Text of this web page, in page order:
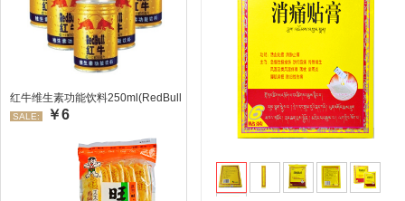
红牛维生素功能饮料250ml(RedBull/红牛)
SALE: ￥6